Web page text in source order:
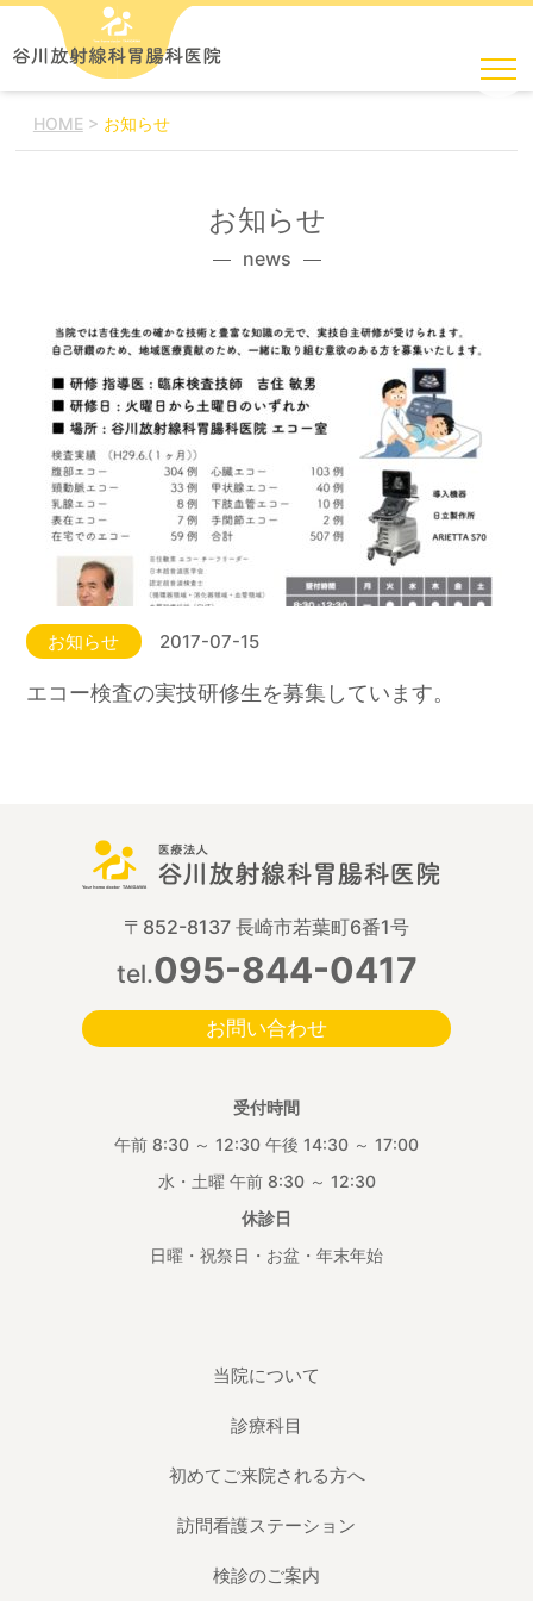
HOME> お知らせ
お知らせ
news
お知らせ 2017-07-15
エコー検査の実技研修生を募集しています。
〒852-8137 長崎市若葉町6番1号
tel.095-844-0417
お問い合わせ
受付時間
午前 8:30 ～ 12:30 午後 14:30 ～ 17:00
水・土曜 午前 8:30 ～ 12:30
休診日
日曜・祝祭日・お盆・年末年始
当院について
診療科目
初めてご来院される方へ
訪問看護ステーション
検診のご案内